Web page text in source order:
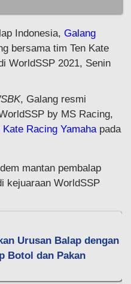
Indonesia, Galang
bersama tim Ten Kate
WorldSSP 2021, Senin
, Galang resmi
by MS Racing,
Kate Racing Yamaha pada
mantan pembalap
kejuaraan WorldSSP
Urusan Balap dengan
Botol dan Pakan